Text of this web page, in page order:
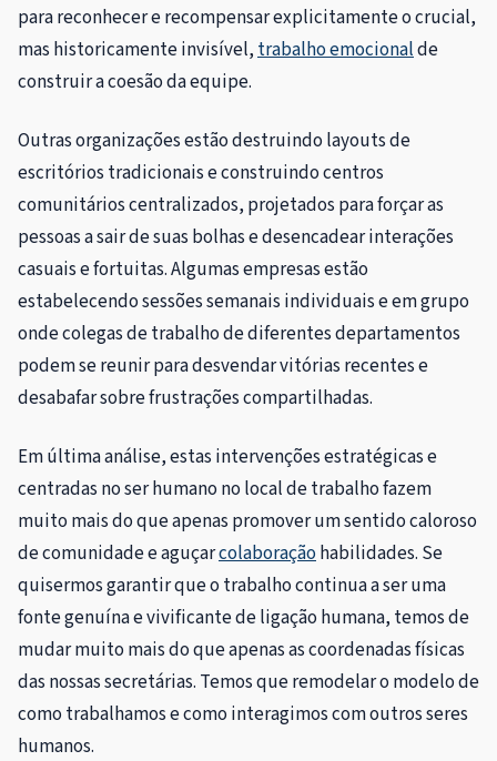
para reconhecer e recompensar explicitamente o crucial,
mas historicamente invisível,trabalho emocionalde
construir a coesão da equipe.
Outras organizações estão destruindo layouts de
escritórios tradicionais e construindo centros
comunitários centralizados, projetados para forçar as
pessoas a sair de suas bolhas e desencadear interações
casuais e fortuitas. Algumas empresas estão
estabelecendo sessões semanais individuais e em grupo
onde colegas de trabalho de diferentes departamentos
podem se reunir para desvendar vitórias recentes e
desabafar sobre frustrações compartilhadas.
Em última análise, estas intervenções estratégicas e
centradas no ser humano no local de trabalho fazem
muito mais do que apenas promover um sentido caloroso
de comunidade e aguçarcolaboraçãohabilidades. Se
quisermos garantir que o trabalho continua a ser uma
fonte genuína e vivificante de ligação humana, temos de
mudar muito mais do que apenas as coordenadas físicas
das nossas secretárias. Temos que remodelar o modelo de
como trabalhamos e como interagimos com outros seres
humanos.